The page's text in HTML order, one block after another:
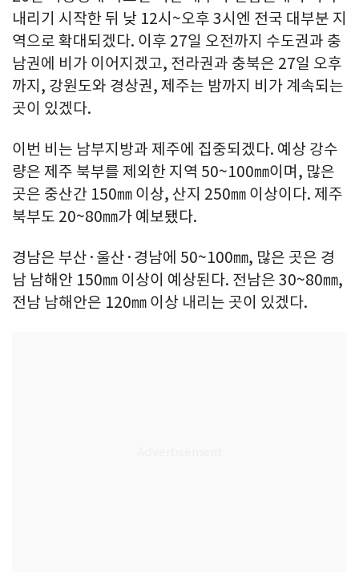
내리기 시작한 뒤 낮 12시~오후 3시엔 전국 대부분 지
역으로 확대되겠다. 이후 27일 오전까지 수도권과 충
남권에 비가 이어지겠고, 전라권과 충북은 27일 오후
까지, 강원도와 경상권, 제주는 밤까지 비가 계속되는
곳이 있겠다.
이번 비는 남부지방과 제주에 집중되겠다. 예상 강수
량은 제주 북부를 제외한 지역 50~100㎜이며, 많은
곳은 중산간 150㎜ 이상, 산지 250㎜ 이상이다. 제주
북부도 20~80㎜가 예보됐다.
경남은 부산·울산·경남에 50~100㎜, 많은 곳은 경
남 남해안 150㎜ 이상이 예상된다. 전남은 30~80㎜,
전남 남해안은 120㎜ 이상 내리는 곳이 있겠다.